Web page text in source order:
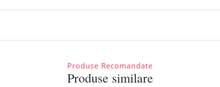
Produse Recomandate
Produse similare